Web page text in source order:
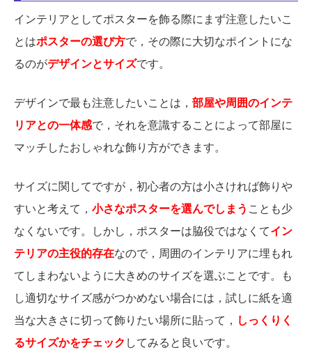
インテリアとしてポスターを飾る際にまず注意したいこ
とはポスターの選び方で，その際に大切なポイントにな
るのがデザインとサイズです。
デザインで最も注意したいことは， 部屋や周囲のインテ
リアとの一体感で，それを意識することによって部屋に
マッチしたおしゃれな飾り方ができます。
サイズに関してですが，初心者の方は小さければ飾りや
すいと考えて， 小さなポスターを選んでしまう ことも少
なくないです。しかし，ポスターは脇役ではなくてイン
テリアの主役的存在なので，周囲のインテリアに埋もれ
てしまわないように大きめのサイズを選ぶことです。も
し適切なサイズ感がつかめない場合には，試しに紙を適
当な大きさに切って飾りたい場所に貼って， しっくりく
るサイズかをチェック してみると良いです。